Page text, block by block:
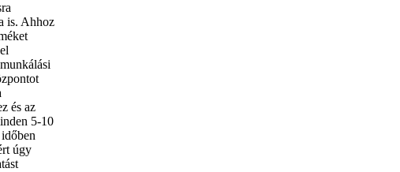
is. Ahhoz
és az
5-10
úgy